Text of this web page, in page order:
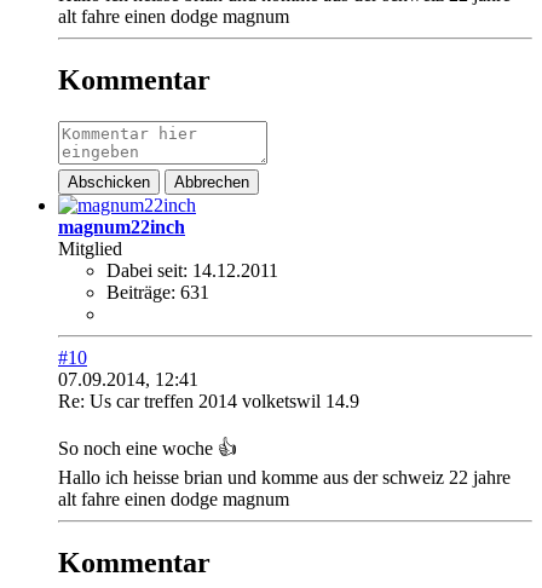
alt fahre einen dodge magnum
Kommentar
Abschicken Abbrechen
magnum22inch
Mitglied
Dabei seit: 14.12.2011
Beiträge: 631
#10
07.09.2014, 12:41
Re: Us car treffen 2014 volketswil 14.9
So noch eine woche 👍
Hallo ich heisse brian und komme aus der schweiz 22 jahre
alt fahre einen dodge magnum
Kommentar